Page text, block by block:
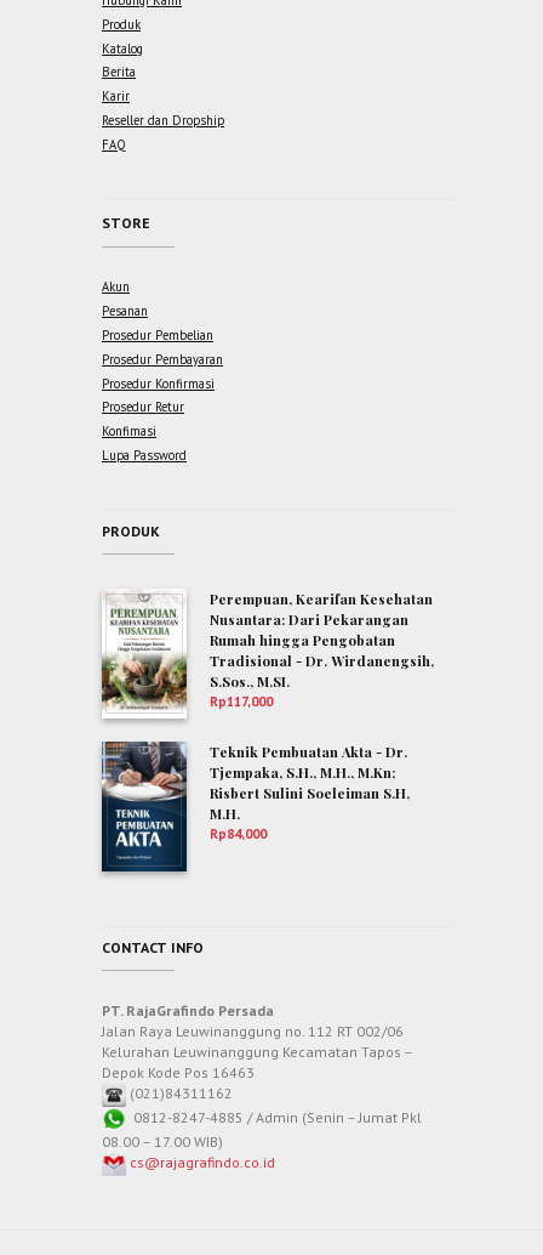
Produk
Katalog
Berita
Karir
Reseller dan Dropship
FAQ
STORE
Akun
Pesanan
Prosedur Pembelian
Prosedur Pembayaran
Prosedur Konfirmasi
Prosedur Retur
Konfimasi
Lupa Password
PRODUK
Perempuan, Kearifan Kesehatan
Nusantara: Dari Pekarangan
Rumah hingga Pengobatan
Tradisional - Dr. Wirdanengsih,
S.Sos., M.SI.
Rp117,000
Teknik Pembuatan Akta - Dr.
Tjempaka, S.H., M.H., M.Kn;
Risbert Sulini Soeleiman S.H,
M.H.
Rp84,000
CONTACT INFO
PT. RajaGrafindo Persada
Jalan Raya Leuwinanggung no. 112 RT 002/06
Kelurahan Leuwinanggung Kecamatan Tapos –
Depok Kode Pos 16463
(021)84311162
0812-8247-4885 / Admin (Senin – Jumat Pkl
08.00 – 17.00 WIB)
cs@rajagrafindo.co.id